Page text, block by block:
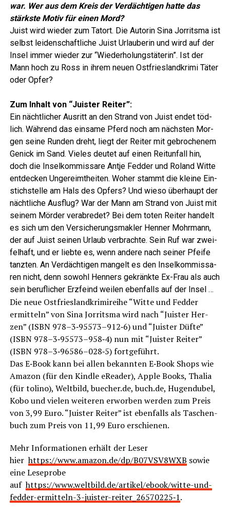
war. Wer aus dem Kreis der Ver­däch­ti­gen hat­te das
stärks­te Motiv für einen Mord?
Juist wird wie­der zum Tat­ort. Die Autorin Sina Jor­rit­s­ma ist
selbst lei­den­schaft­li­che Juist Urlau­be­rin und wird auf der
Insel immer wie­der zur “Wie­der­ho­lungs­tä­te­rin”. Ist der
Mann hoch zu Ross in ihrem neu­en Ost­fries­land­kri­mi Täter
oder Opfer?
Zum Inhalt von “Juis­ter Reiter”:
Ein nächt­li­cher Aus­ritt an den Strand von Juist endet töd­
lich. Wäh­rend das ein­sa­me Pferd noch am nächs­ten Mor­
gen sei­ne Run­den dreht, liegt der Rei­ter mit gebro­che­nem
Genick im Sand. Vie­les deu­tet auf einen Reit­un­fall hin,
doch die Insel­kom­mis­sa­re Ant­je Fed­der und Roland Wit­te
ent­de­cken Unge­reimt­hei­ten. Woher stammt die klei­ne Ein­
stich­stel­le am Hals des Opfers? Und wie­so über­haupt der
nächt­li­che Aus­flug? War der Mann am Strand von Juist mit
sei­nem Mör­der ver­ab­re­det? Bei dem toten Rei­ter han­delt
es sich um den Ver­si­che­rungs­mak­ler Hen­ner Mohr­mann,
der auf Juist sei­nen Urlaub ver­brach­te. Sein Ruf war zwei­
fel­haft, und er lieb­te es, wenn ande­re nach sei­ner Pfei­fe
tanz­ten. An Ver­däch­ti­gen man­gelt es den Insel­kom­mis­sa­
ren nicht, denn sowohl Hen­ners gekränk­te Ex-Frau als auch
sein beruf­li­cher Erz­feind wei­len eben­falls auf der Insel …
Die neue Ost­fries­land­kri­mi­rei­he “Wit­te und Fed­der
ermit­teln” von Sina Jor­rit­s­ma wird nach “Juis­ter Her­
zen” (ISBN 978–3‑95573–912‑6) und “Juis­ter Düf­te”
(ISBN 978–3‑95573–958‑4) nun mit “Juis­ter Rei­ter”
(ISBN 978–3‑96586–028‑5) fortgeführt.
Das E‑Book kann bei allen bekann­ten E‑Book Shops wie
Ama­zon (für den Kind­le eRea­der), Apple Books, Tha­lia
(für toli­no), Welt­bild, buecher.de, buch.de, Hugen­du­bel,
Kobo und vie­len wei­te­ren erwor­ben wer­den zum Preis
von 3,99 Euro. “Juis­ter Rei­ter” ist eben­falls als Taschen­
buch zum Preis von 11,99 Euro erschienen.
Mehr Infor­ma­tio­nen erhält der Leser
hierhttps://www.amazon.de/dp/B07VSV8WXB sowie
eine Lese­pro­be
aufhttps://www.weltbild.de/artikel/ebook/witte-und-
fedder-ermitteln-3-juister-reiter_26570225‑1.